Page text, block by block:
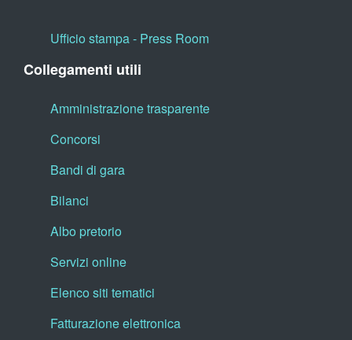
Ufficio stampa - Press Room
Collegamenti utili
Amministrazione trasparente
Concorsi
Bandi di gara
Bilanci
Albo pretorio
Servizi online
Elenco siti tematici
Fatturazione elettronica